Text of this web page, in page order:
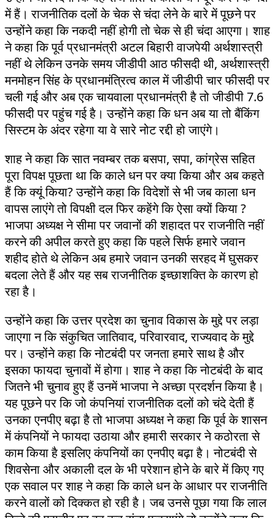
में हैं। राजनीतिक दलों के चेक से चंदा लेने के बारे में पूछने पर
उन्होंने कहा कि नकदी नहीं होगी तो चेक से ही चंदा आएगा। शाह
ने कहा कि पूर्व प्रधानमंत्री अटल बिहारी वाजपेयी अर्थशास्त्री
नहीं थे लेकिन उनके समय जीडीपी आठ फीसदी थी, अर्थशास्त्री
मनमोहन सिंह के प्रधानमंत्रित्व काल में जीडीपी चार फीसदी पर
चली गई और अब एक चायवाला प्रधानमंत्री है तो जीडीपी 7.6
फीसदी पर पहुंच गई है। उन्होंने कहा कि धन अब या तो बैंकिंग
सिस्टम के अंदर रहेगा या वे सारे नोट रद्दी हो जाएंगे।
शाह ने कहा कि सात नवम्बर तक बसपा, सपा, कांग्रेस सहित
पूरा विपक्ष पूछता था कि काले धन पर क्या किया और अब कहते
हैं कि क्यूं किया? उन्होंने कहा कि विदेशों से भी जब काला धन
वापस लाएंगे तो विपक्षी दल फिर कहेंगे कि ऐसा क्यों किया ?
भाजपा अध्यक्ष ने सीमा पर जवानों की शहादत पर राजनीति नहीं
करने की अपील करते हुए कहा कि पहले सिर्फ हमारे जवान
शहीद होते थे लेकिन अब हमारे जवान उनकी सरहद में घुसकर
बदला लेते हैं और यह सब राजनीतिक इच्छाशक्ति के कारण हो
रहा है।
उन्होंने कहा कि उत्तर प्रदेश का चुनाव विकास के मुद्दे पर लड़ा
जाएगा न कि संकुचित जातिवाद, परिवारवाद, राज्यवाद के मुद्दे
पर। उन्होंने कहा कि नोटबंदी पर जनता हमारे साथ है और
इसका फायदा चुनावों में होगा। शाह ने कहा कि नोटबंदी के बाद
जितने भी चुनाव हुए हैं उनमें भाजपा ने अच्छा प्रदर्शन किया है।
यह पूछने पर कि जो कंपनियां राजनीतिक दलों को चंदे देती हैं
उनका एनपीए बढ़ा है तो भाजपा अध्यक्ष ने कहा कि पूर्व के शासन
में कंपनियों ने फायदा उठाया और हमारी सरकार ने कठोरता से
काम किया है इसलिए कंपनियों का एनपीए बढ़ा है। नोटबंदी से
शिवसेना और अकाली दल के भी परेशान होने के बारे में किए गए
एक सवाल पर शाह ने कहा कि काले धन के आधार पर राजनीति
करने वालों को दिक्कत हो रही है। जब उनसे पूछा गया कि लाल